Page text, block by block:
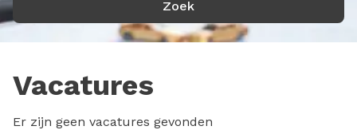
Vacatures
Er zijn geen vacatures gevonden